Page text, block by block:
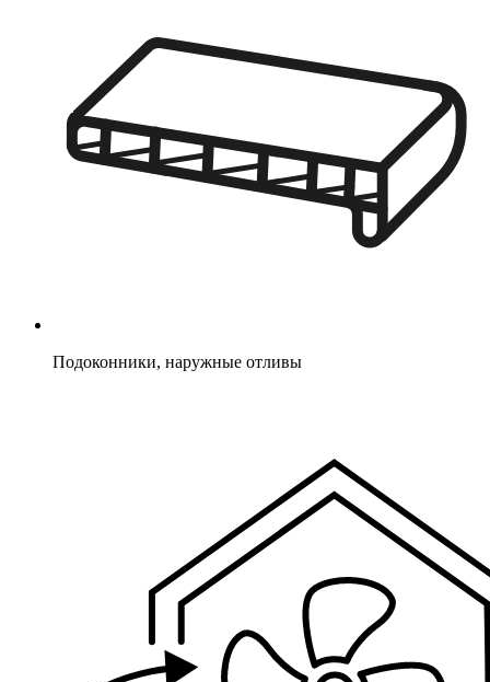
Подоконники, наружные отливы